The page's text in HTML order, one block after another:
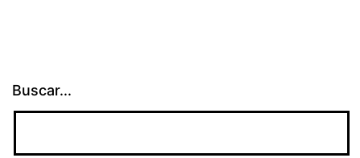
Buscar...